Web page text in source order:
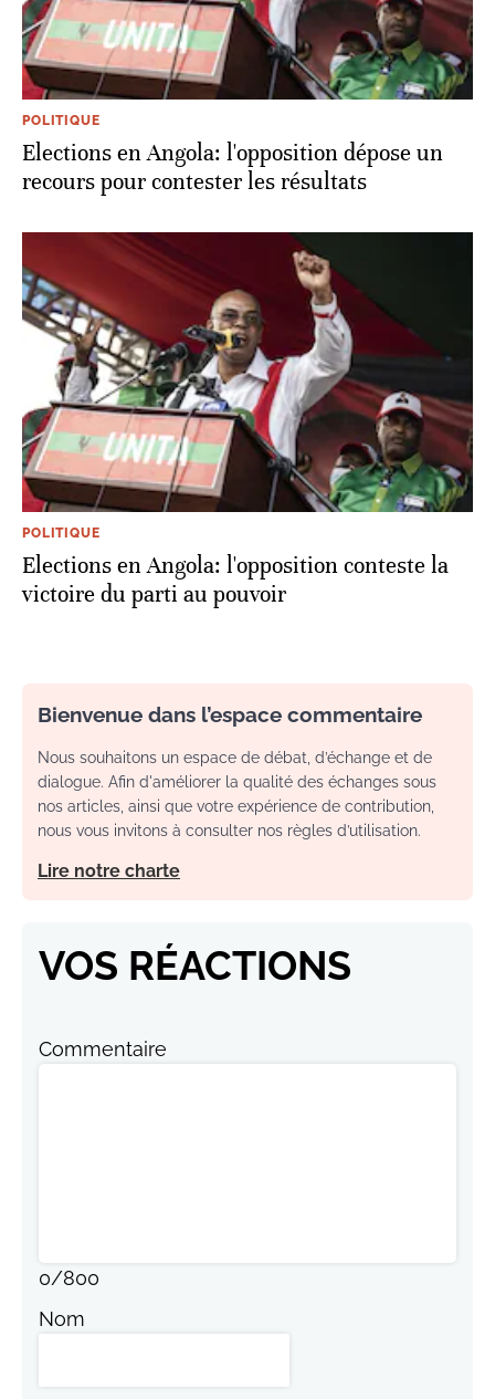
POLITIQUE
Elections en Angola: l'opposition dépose un
recours pour contester les résultats
POLITIQUE
Elections en Angola: l'opposition conteste la
victoire du parti au pouvoir
Bienvenue dans l’espace commentaire
Nous souhaitons un espace de débat, d’échange et de
dialogue. Afin d'améliorer la qualité des échanges sous
nos articles, ainsi que votre expérience de contribution,
nous vous invitons à consulter nos règles d’utilisation.
Lire notre charte
VOS RÉACTIONS
Commentaire
0/800
Nom